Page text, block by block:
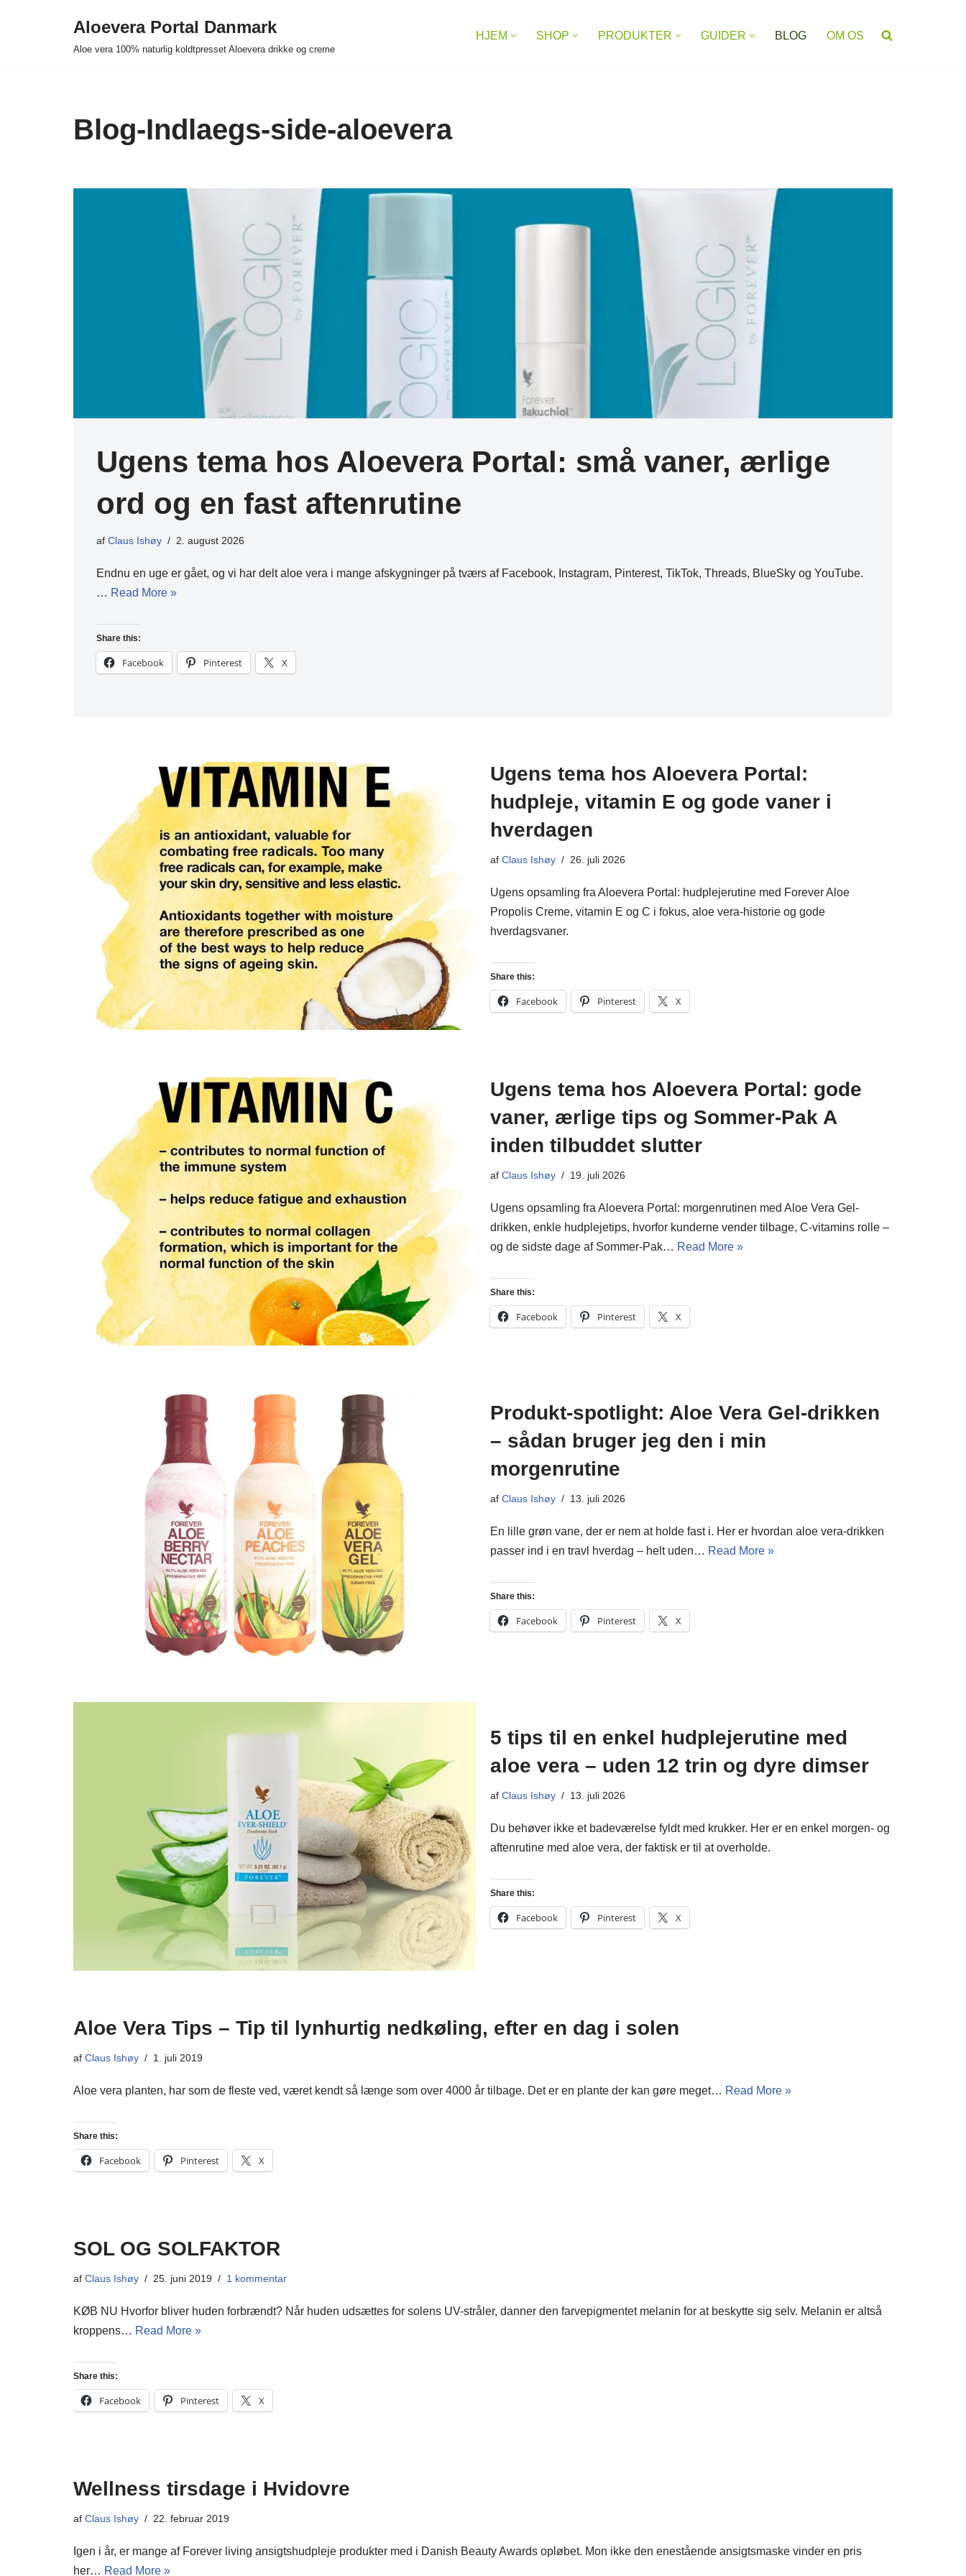
Aloevera Portal Danmark
Aloe vera 100% naturlig koldtpresset Aloevera drikke og creme
HJEM SHOP PRODUKTER GUIDER BLOG OM OS
Blog-Indlaegs-side-aloevera
Ugens tema hos Aloevera Portal: små vaner, ærlige
ord og en fast aftenrutine
af Claus Ishøy 2. august 2026
Endnu en uge er gået, og vi har delt aloe vera i mange afskygninger på tværs af Facebook, Instagram, Pinterest, TikTok, Threads, BlueSky og YouTube.
… Read More »
Share this:
Facebook Pinterest X
Ugens tema hos Aloevera Portal:
hudpleje, vitamin E og gode vaner i
hverdagen
af Claus Ishøy 26. juli 2026
Ugens opsamling fra Aloevera Portal: hudplejerutine med Forever Aloe
Propolis Creme, vitamin E og C i fokus, aloe vera-historie og gode
hverdagsvaner.
Share this:
Facebook Pinterest X
Ugens tema hos Aloevera Portal: gode
vaner, ærlige tips og Sommer-Pak A
inden tilbuddet slutter
af Claus Ishøy 19. juli 2026
Ugens opsamling fra Aloevera Portal: morgenrutinen med Aloe Vera Gel-
drikken, enkle hudplejetips, hvorfor kunderne vender tilbage, C-vitamins rolle –
og de sidste dage af Sommer-Pak… Read More »
Share this:
Facebook Pinterest X
Produkt-spotlight: Aloe Vera Gel-drikken
– sådan bruger jeg den i min
morgenrutine
af Claus Ishøy 13. juli 2026
En lille grøn vane, der er nem at holde fast i. Her er hvordan aloe vera-drikken
passer ind i en travl hverdag – helt uden… Read More »
Share this:
Facebook Pinterest X
5 tips til en enkel hudplejerutine med
aloe vera – uden 12 trin og dyre dimser
af Claus Ishøy 13. juli 2026
Du behøver ikke et badeværelse fyldt med krukker. Her er en enkel morgen- og
aftenrutine med aloe vera, der faktisk er til at overholde.
Share this:
Facebook Pinterest X
Aloe Vera Tips – Tip til lynhurtig nedkøling, efter en dag i solen
af Claus Ishøy 1. juli 2019
Aloe vera planten, har som de fleste ved, været kendt så længe som over 4000 år tilbage. Det er en plante der kan gøre meget… Read More »
Share this:
Facebook Pinterest X
SOL OG SOLFAKTOR
af Claus Ishøy 25. juni 2019 1 kommentar
KØB NU Hvorfor bliver huden forbrændt? Når huden udsættes for solens UV-stråler, danner den farvepigmentet melanin for at beskytte sig selv. Melanin er altså
kroppens… Read More »
Share this:
Facebook Pinterest X
Wellness tirsdage i Hvidovre
af Claus Ishøy 22. februar 2019
Igen i år, er mange af Forever living ansigtshudpleje produkter med i Danish Beauty Awards opløbet. Mon ikke den enestående ansigtsmaske vinder en pris
her… Read More »